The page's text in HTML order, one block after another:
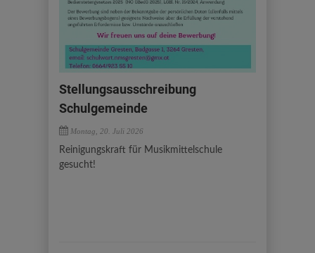
Stellungsausschreibung
Schulgemeinde
Montag, 20. Juli 2026
Reinigungskraft für Musikmittelschule
gesucht!